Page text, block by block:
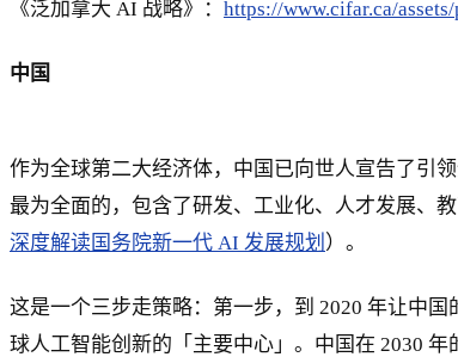
《泛加拿大 AI 战略》： https://www.cifar.ca/
中国
作为全球第二大经济体，中国已向世人宣告了引
最为全面的，包含了研发、工业化、人才发展、
深度解读国务院新一代 AI 发展规划 ）。
这是一个三步走策略：第一步，到 2020 年让中
球人工智能创新的「主要中心」。中国在 2030